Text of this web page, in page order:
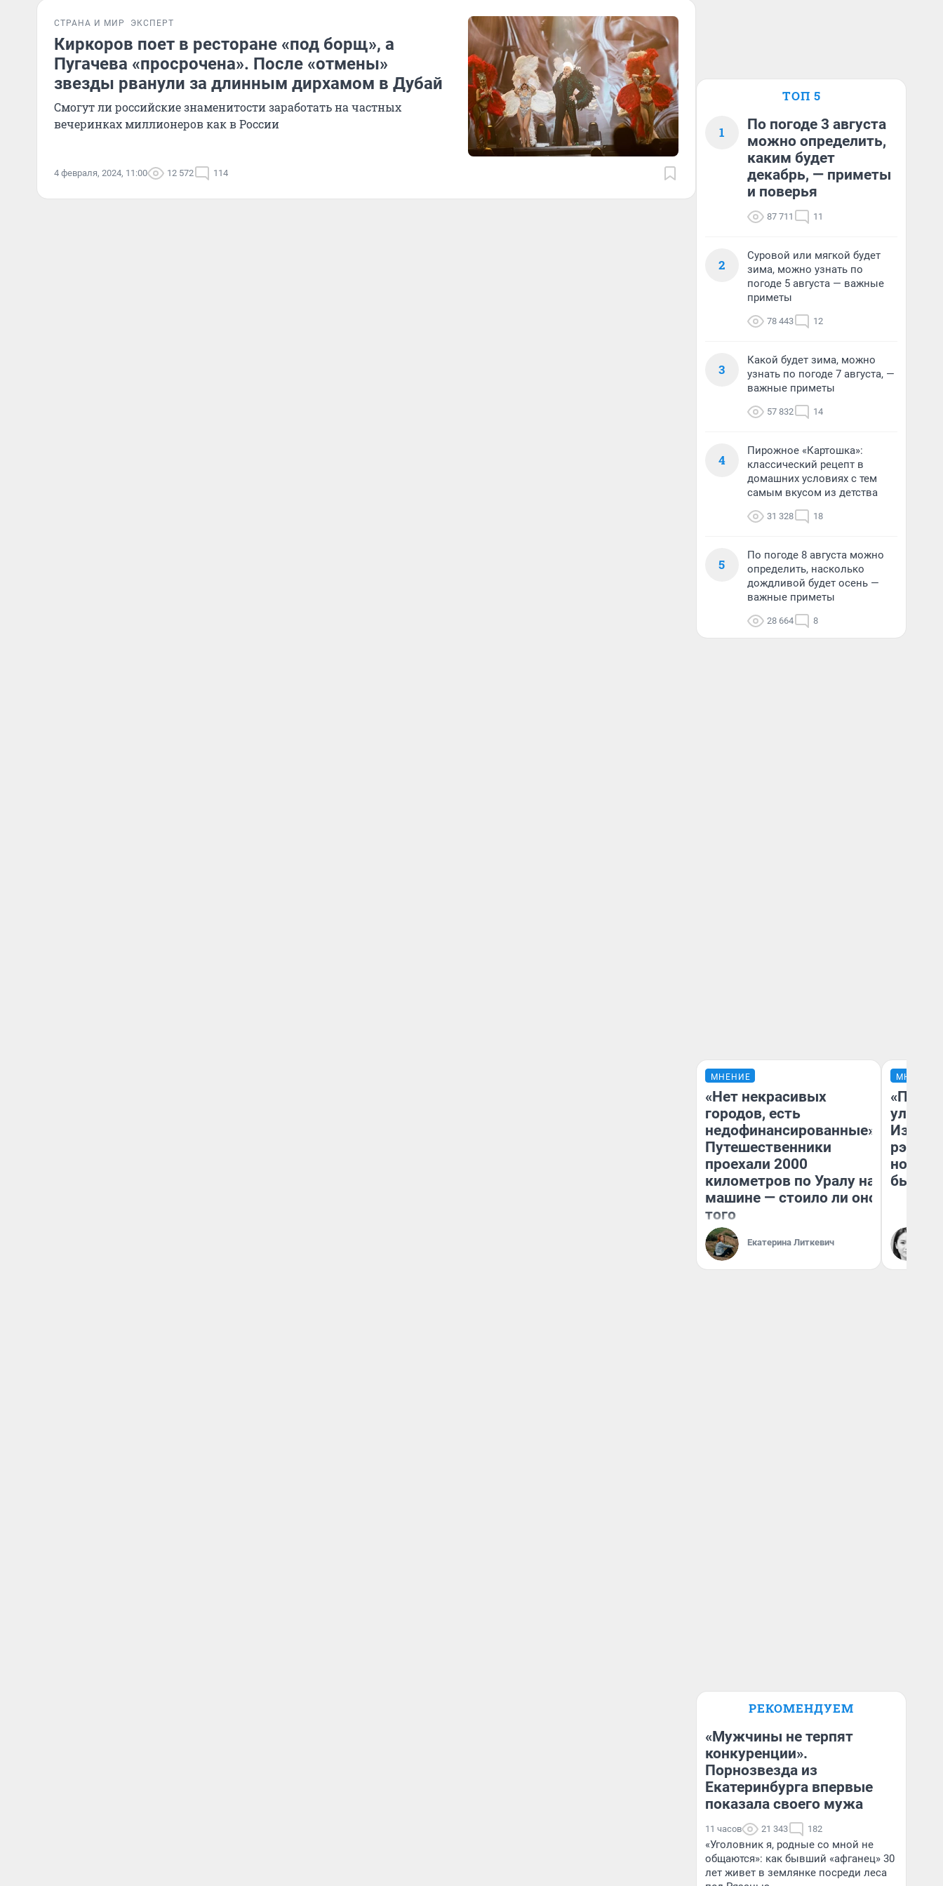
СТРАНА И МИР ЭКСПЕРТ
Киркоров поет в ресторане «под борщ», а
Пугачева «просрочена». После «отмены»
звезды рванули за длинным дирхамом в Дубай
Смогут ли российские знаменитости заработать на частных
вечеринках миллионеров как в России
4 февраля, 2024, 11:00 12 572 114
ТОП 5
1
По погоде 3 августа
можно определить,
каким будет
декабрь, — приметы
и поверья
87 711 11
2
Суровой или мягкой будет
зима, можно узнать по
погоде 5 августа — важные
приметы
78 443 12
3
Какой будет зима, можно
узнать по погоде 7 августа, —
важные приметы
57 832 14
4
Пирожное «Картошка»:
классический рецепт в
домашних условиях с тем
самым вкусом из детства
31 328 18
5
По погоде 8 августа можно
определить, насколько
дождливой будет осень —
важные приметы
28 664 8
МНЕНИЕ
«Нет некрасивых
городов, есть
недофинансированные».
Путешественники
проехали 2000
километров по Уралу на
машине — стоило ли оно
того
Екатерина Литкевич
МНЕНИЕ
рэпер
было
РЕКОМЕНДУЕМ
«Мужчины не терпят
конкуренции».
Порнозвезда из
Екатеринбурга впервые
показала своего мужа
11 часов 21 343 182
«Уголовник я, родные со мной не
общаются»: как бывший «афганец» 30
лет живет в землянке посреди леса